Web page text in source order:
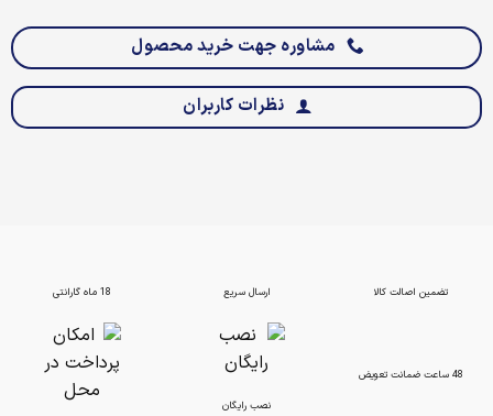
مشاوره جهت خرید محصول
نظرات کاربران
تضمین اصالت کالا ارسال سریع 18 ماه گارانتی
48 ساعت ضمانت تعویض
نصب رایگان